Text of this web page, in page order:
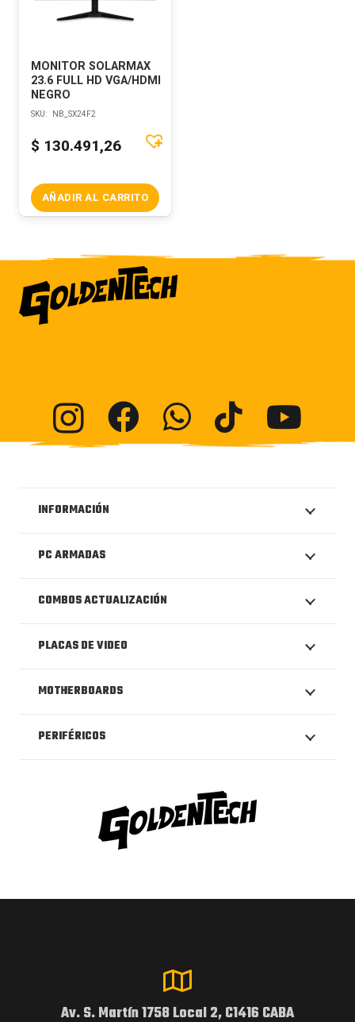
MONITOR SOLARMAX
23.6 FULL HD VGA/HDMI
NEGRO
SKU: NB_SX24F2
$ 130.491,26
AÑADIR AL CARRITO
INFORMACIÓN
PC ARMADAS
COMBOS ACTUALIZACIÓN
PLACAS DE VIDEO
MOTHERBOARDS
PERIFÉRICOS
Av. S. Martín 1758 Local 2, C1416 CABA